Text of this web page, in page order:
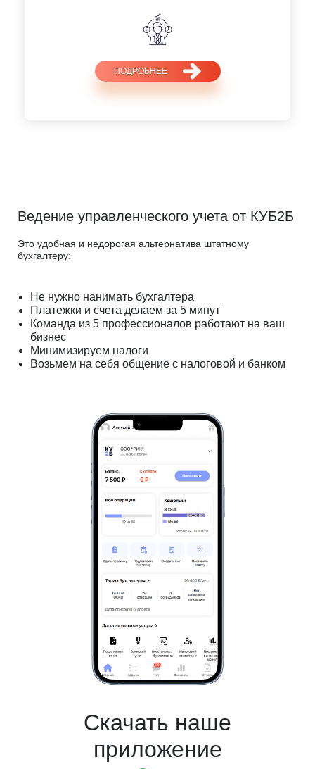
ПОДРОБНЕЕ
Ведение управленческого учета от КУБ2Б
Это удобная и недорогая альтернатива штатному
бухгалтеру:
Не нужно нанимать бухгалтера
Платежки и счета делаем за 5 минут
Команда из 5 профессионалов работают на ваш
бизнес
Минимизируем налоги
Возьмем на себя общение с налоговой и банком
Скачать наше
приложение